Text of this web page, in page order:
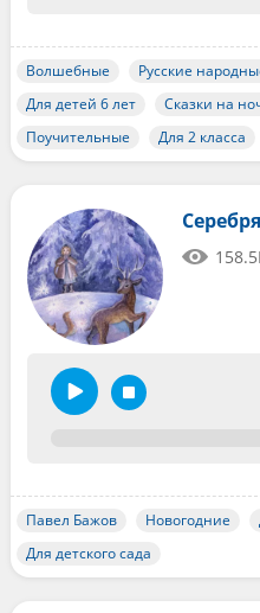
Волшебные Русские
Для детей 6 лет
Сказки на
Поучительные
Для 2 класса
Павел Бажов Новогодние
Для детского сада